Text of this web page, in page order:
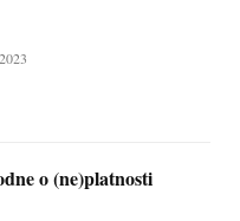
o (ne)platnosti